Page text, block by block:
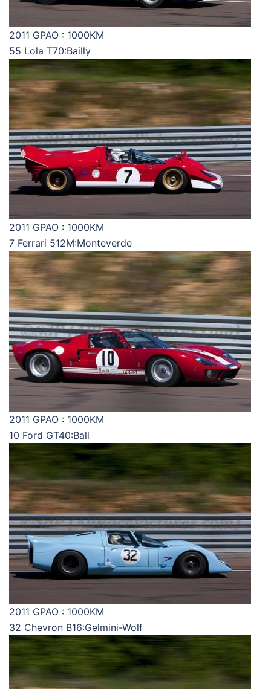
2011 GPAO : 1000KM
55 Lola T70:Bailly
2011 GPAO : 1000KM
7 Ferrari 512M:Monteverde
2011 GPAO : 1000KM
10 Ford GT40:Ball
2011 GPAO : 1000KM
32 Chevron B16:Gelmini-Wolf